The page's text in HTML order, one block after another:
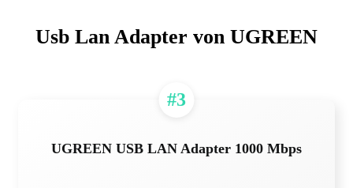
Usb Lan Adapter von UGREEN
#3
UGREEN USB LAN Adapter 1000 Mbps